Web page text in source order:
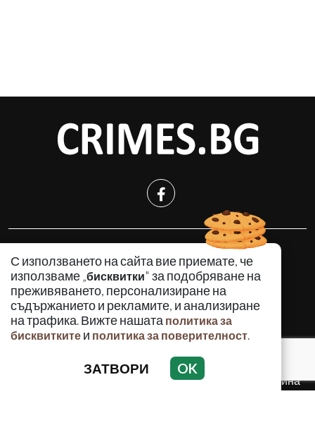
С използването на сайта вие приемате, че
използваме „бисквитки" за подобряване на
преживяването, персонализиране на
съдържанието и рекламите, и анализиране
на трафика. Вижте нашата политика за
бисквитките и политика за поверителност.
ЗАТВОРИ OK
КРИМИНАЛНО
ИНЦИДЕНТИ
АНАЛИЗИ
ПО СВЕТА
ВОДЕЩИ ТЕМИ
Използването и публикуването на част или цялото
съдържание на Crimes.BG без разрешение на Медийна